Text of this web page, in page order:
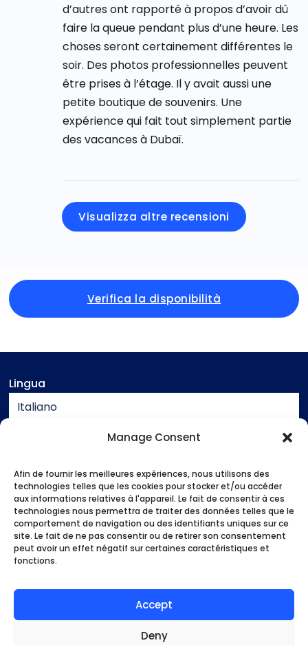
Manage Consent
Afin de fournir les meilleures expériences, nous utilisons des
technologies telles que les cookies pour stocker et/ou accéder
aux informations relatives à l'appareil. Le fait de consentir à ces
technologies nous permettra de traiter des données telles que le
comportement de navigation ou des identifiants uniques sur ce
site. Le fait de ne pas consentir ou de retirer son consentement
peut avoir un effet négatif sur certaines caractéristiques et
fonctions.
Accept
Deny
d’autres ont rapporté à propos d’avoir dû
faire la queue pendant plus d’une heure. Les
choses seront certainement différentes le
soir. Des photos professionnelles peuvent
être prises à l’étage. Il y avait aussi une
petite boutique de souvenirs. Une
expérience qui fait tout simplement partie
des vacances à Dubaï.
Visualizza altre recensioni
Verifica la disponibilità
Lingua
Italiano
Assistenza
Contatto
Informazioni legali
Condizioni generali di vendita